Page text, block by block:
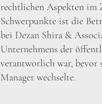
rechtlichen Aspekten im
Schwerpunkte ist die
bei Dezan Shira &
Unternehmens der
verantworlich war, bevor
Manager wechselte.